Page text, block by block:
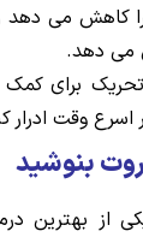
را کاهش می
می دهد.
برای
اسرع وقت ادرار
از بهترین